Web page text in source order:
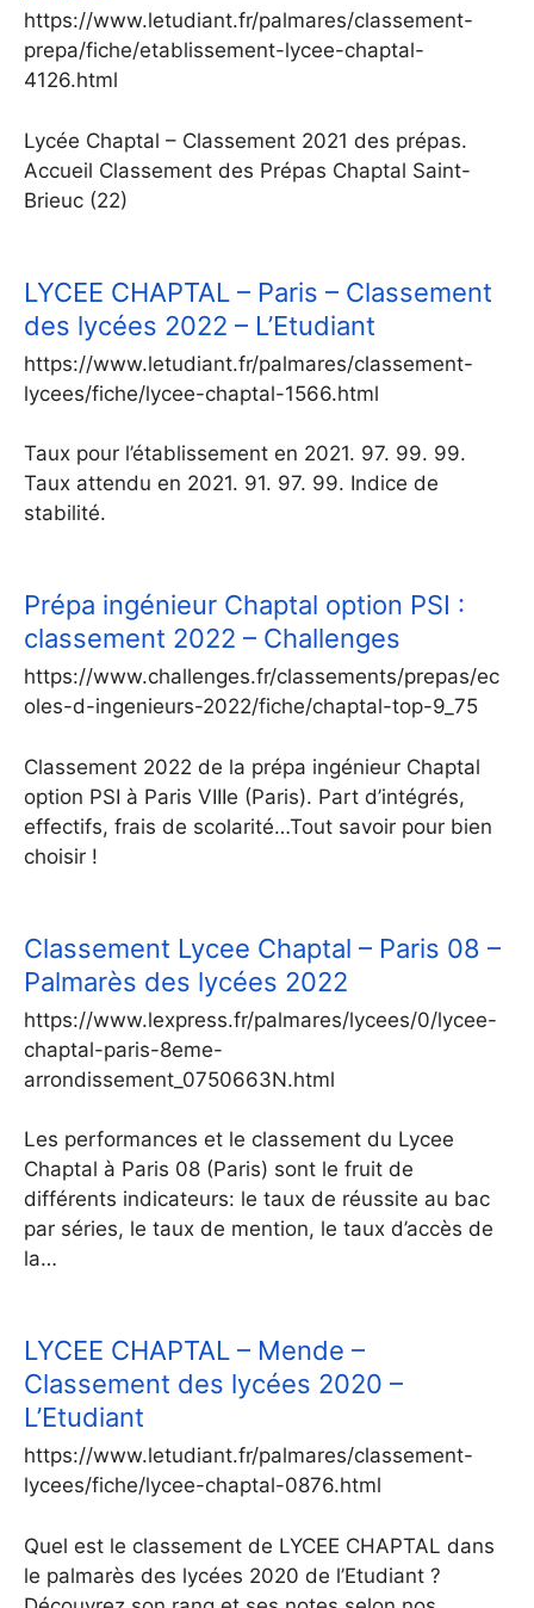
https://www.letudiant.fr/palmares/classement-
prepa/fiche/etablissement-lycee-chaptal-
4126.html
Lycée Chaptal – Classement 2021 des prépas.
Accueil Classement des Prépas Chaptal Saint-
Brieuc (22)
LYCEE CHAPTAL – Paris – Classement
des lycées 2022 – L’Etudiant
https://www.letudiant.fr/palmares/classement-
lycees/fiche/lycee-chaptal-1566.html
Taux pour l’établissement en 2021. 97. 99. 99.
Taux attendu en 2021. 91. 97. 99. Indice de
stabilité.
Prépa ingénieur Chaptal option PSI :
classement 2022 – Challenges
https://www.challenges.fr/classements/prepas/ec
oles-d-ingenieurs-2022/fiche/chaptal-top-9_75
Classement 2022 de la prépa ingénieur Chaptal
option PSI à Paris VIIIe (Paris). Part d’intégrés,
effectifs, frais de scolarité…Tout savoir pour bien
choisir !
Classement Lycee Chaptal – Paris 08 –
Palmarès des lycées 2022
https://www.lexpress.fr/palmares/lycees/0/lycee-
chaptal-paris-8eme-
arrondissement_0750663N.html
Les performances et le classement du Lycee
Chaptal à Paris 08 (Paris) sont le fruit de
différents indicateurs: le taux de réussite au bac
par séries, le taux de mention, le taux d’accès de
la…
LYCEE CHAPTAL – Mende –
Classement des lycées 2020 –
L’Etudiant
https://www.letudiant.fr/palmares/classement-
lycees/fiche/lycee-chaptal-0876.html
Quel est le classement de LYCEE CHAPTAL dans
le palmarès des lycées 2020 de l’Etudiant ?